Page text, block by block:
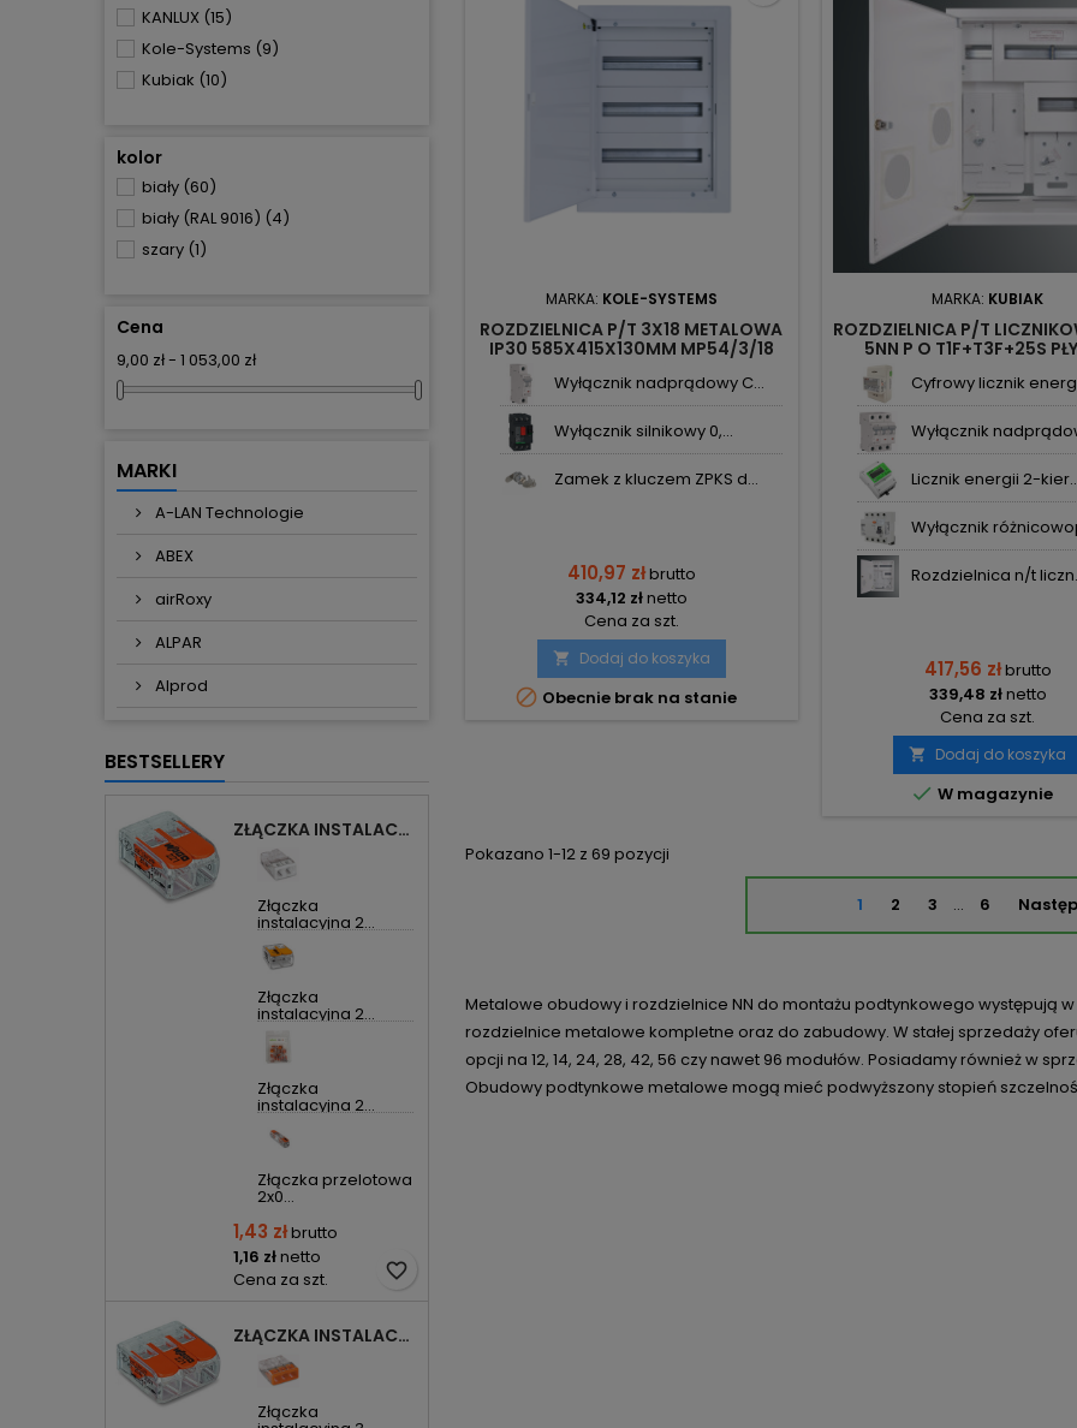
KANLUX (15)
Kole-Systems (9)
Kubiak (10)
kolor
biały (60)
biały (RAL 9016) (4)
szary (1)
Cena
9,00 zł - 1 053,00 zł
MARKI
A-LAN Technologie
ABEX
airRoxy
ALPAR
Alprod
BESTSELLERY
ZŁĄCZKA INSTALACYJNA 2X UNIWERSALNA COMPACT 221-412 WAGO
Złączka
instalacyjna 2...
Złączka
instalacyjna 2...
Złączka
instalacyjna 2...
Złączka przelotowa
2x0...
1,43 złbrutto
1,16 złnetto
Cena za szt.
favorite_border
ZŁĄCZKA INSTALACYJNA 3X UNIWERSALNA COMPACT 221-413 WAGO
Złączka
MARKA: KOLE-SYSTEMS
ROZDZIELNICA P/T 3X18 METALOWA
IP30 585X415X130MM MP54/3/18
Wyłącznik nadprądowy C...
Wyłącznik silnikowy 0,...
Zamek z kluczem ZPKS d...
410,97 złbrutto
334,12 złnetto
Cena za szt.
 Dodaj do koszyka
 Obecnie brak na stanie
MARKA: KUBIAK
ROZDZIELNICA P/T
5NN P O T1F+T3F+25S
Cyfrowy licznik
Wyłącznik
Licznik energii 2-
Wyłącznik
Rozdzielnica n/t
417,56 złbrutto
339,48 złnetto
Cena za szt.
 Dodaj do koszyka
 W magazynie
Pokazano 1-12 z 69 pozycji
1 2 3 … 6
Metalowe obudowy i rozdzielnice NN do montażu podtynkowego występują
rozdzielnice metalowe kompletne oraz do zabudowy. W stałej sprzedaży
opcji na 12, 14, 24, 28, 42, 56 czy nawet 96 modułów. Posiadamy również w
Obudowy podtynkowe metalowe mogą mieć podwyższony stopień